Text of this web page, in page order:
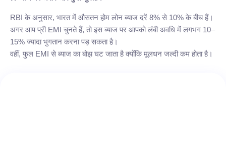
RBI के अनुसार, भारत में औसतन होम लोन ब्याज दरें 8% से 10% के बीच हैं।
अगर आप प्री EMI चुनते हैं, तो इस ब्याज पर आपको लंबी अवधि में लगभग 10–
15% ज्यादा भुगतान करना पड़ सकता है।
वहीं, फुल EMI से ब्याज का बोझ घट जाता है क्योंकि मूलधन जल्दी कम होता है।